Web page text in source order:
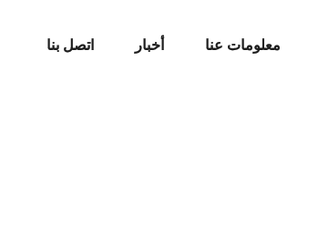
معلومات عنا أخبار اتصل بنا